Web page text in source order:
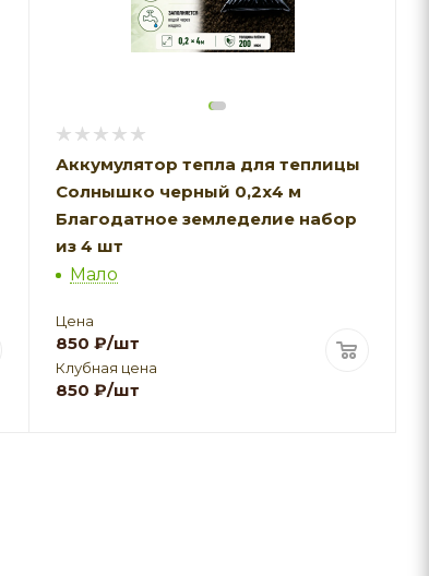
Аккумулятор тепла для теплицы
Солнышко черный 0,2х4 м
Благодатное земледелие набор
из 4 шт
Мало
Цена
850 ₽/шт
Клубная цена
850 ₽/шт